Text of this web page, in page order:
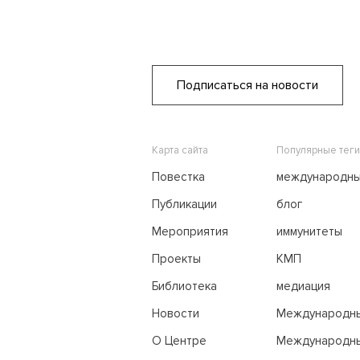
Подписаться на новости
Карта сайта
Повестка
Публикации
Мероприятия
Проекты
Библиотека
Новости
О Центре
Популярные теги
блог
иммунитеты
КМП
медиация
праву